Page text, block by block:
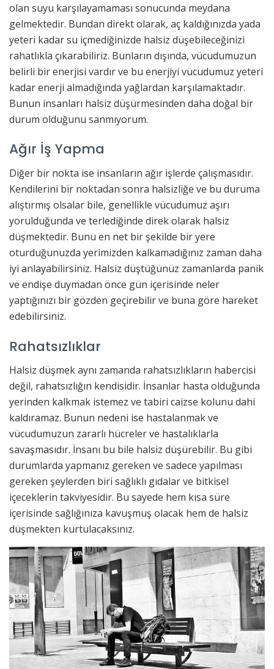
olan suyu karşılayamaması sonucunda meydana
gelmektedir. Bundan direkt olarak, aç kaldığınızda yada
yeteri kadar su içmediğinizde halsiz düşebileceğinizi
rahatlıkla çıkarabiliriz. Bunların dışında, vücudumuzun
belirli bir enerjisi vardır ve bu enerjiyi vücudumuz yeteri
kadar enerji almadığında yağlardan karşılamaktadır.
Bunun insanları halsiz düşürmesinden daha doğal bir
durum olduğunu sanmıyorum.
Ağır İş Yapma
Diğer bir nokta ise insanların ağır işlerde çalışmasıdır.
Kendilerini bir noktadan sonra halsizliğe ve bu duruma
alıştırmış olsalar bile, genellikle vücudumuz aşırı
yorulduğunda ve terlediğinde direk olarak halsiz
düşmektedir. Bunu en net bir şekilde bir yere
oturduğunuzda yerimizden kalkamadığınız zaman daha
iyi anlayabilirsiniz. Halsiz düştüğünüz zamanlarda panik
ve endişe duymadan önce gün içerisinde neler
yaptığınızı bir gözden geçirebilir ve buna göre hareket
edebilirsiniz.
Rahatsızlıklar
Halsiz düşmek aynı zamanda rahatsızlıkların habercisi
değil, rahatsızlığın kendisidir. İnsanlar hasta olduğunda
yerinden kalkmak istemez ve tabiri caizse kolunu dahi
kaldıramaz. Bunun nedeni ise hastalanmak ve
vücudumuzun zararlı hücreler ve hastalıklarla
savaşmasıdır. İnsanı bu bile halsiz düşürebilir. Bu gibi
durumlarda yapmanız gereken ve sadece yapılması
gereken şeylerden biri sağlıklı gıdalar ve bitkisel
içeceklerin takviyesidir. Bu sayede hem kısa süre
içerisinde sağlığınıza kavuşmuş olacak hem de halsiz
düşmekten kurtulacaksınız.